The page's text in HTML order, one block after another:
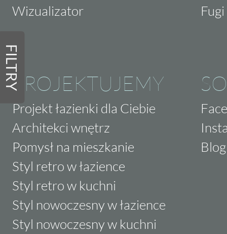
FILTRY
Wizualizator
PROJEKTUJEMY
Projekt łazienki dla Ciebie
Architekci wnętrz
Pomysł na mieszkanie
Styl retro w łazience
Styl retro w kuchni
Styl nowoczesny w łazience
Styl nowoczesny w kuchni
Blog